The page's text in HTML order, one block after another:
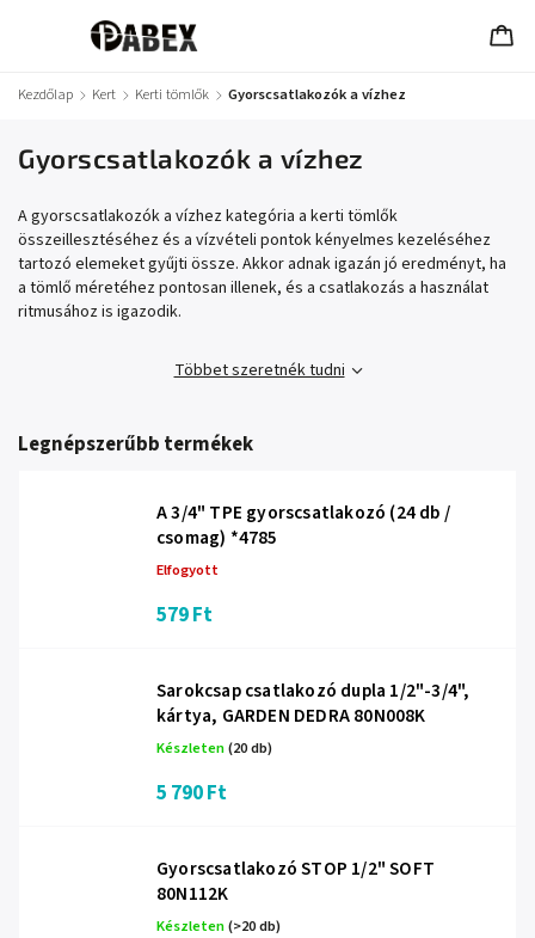
Kezdőlap / Kert / Kerti tömlők / Gyorscsatlakozók a vízhez
Gyorscsatlakozók a vízhez
A gyorscsatlakozók a vízhez kategória a kerti tömlők
összeillesztéséhez és a vízvételi pontok kényelmes kezeléséhez
tartozó elemeket gyűjti össze. Akkor adnak igazán jó eredményt, ha
a tömlő méretéhez pontosan illenek, és a csatlakozás a használat
ritmusához is igazodik.
Többet szeretnék tudni
Legnépszerűbb termékek
A 3/4" TPE gyorscsatlakozó (24 db /
csomag) *4785
Elfogyott
579 Ft
Sarokcsap csatlakozó dupla 1/2"-3/4",
kártya, GARDEN DEDRA 80N008K
Készleten(20 db)
5 790 Ft
Gyorscsatlakozó STOP 1/2" SOFT
80N112K
Készleten(>20 db)